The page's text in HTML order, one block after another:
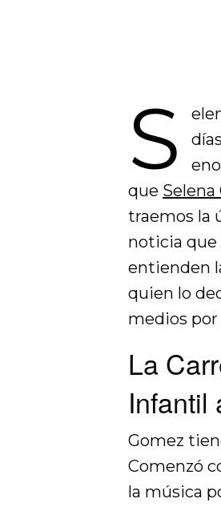
S
que
traemos la
noticia que
entienden
quien lo
medios por
La
Infantil
Gomez
Comenzó
la música